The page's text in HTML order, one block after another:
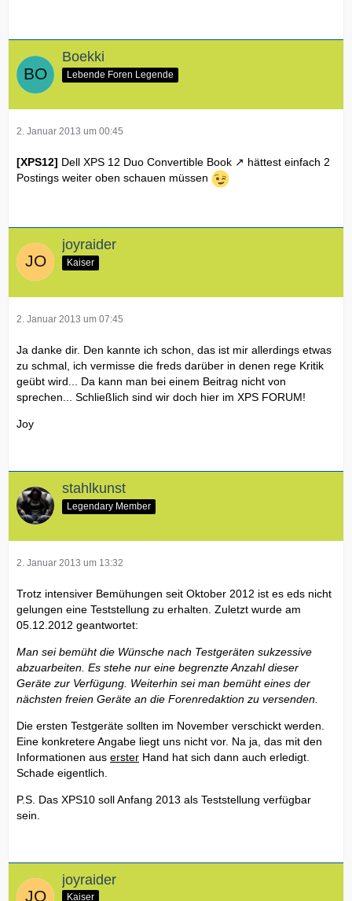
Boekki
Lebende Foren Legende
2. Januar 2013 um 00:45
[XPS12] Dell XPS 12 Duo Convertible Book
hättest einfach 2
Postings weiter oben schauen müssen
joyraider
Kaiser
2. Januar 2013 um 07:45
Ja danke dir. Den kannte ich schon, das ist mir allerdings etwas
zu schmal, ich vermisse die freds darüber in denen rege Kritik
geübt wird... Da kann man bei einem Beitrag nicht von
sprechen... Schließlich sind wir doch hier im XPS FORUM!
Joy
stahlkunst
Legendary Member
2. Januar 2013 um 13:32
Trotz intensiver Bemühungen seit Oktober 2012 ist es eds nicht
gelungen eine Teststellung zu erhalten. Zuletzt wurde am
05.12.2012 geantwortet:
Man sei bemüht die Wünsche nach Testgeräten sukzessive
abzuarbeiten. Es stehe nur eine begrenzte Anzahl dieser
Geräte zur Verfügung. Weiterhin sei man bemüht eines der
nächsten freien Geräte an die Forenredaktion zu versenden.
Die ersten Testgeräte sollten im November verschickt werden.
Eine konkretere Angabe liegt uns nicht vor. Na ja, das mit den
Informationen aus erster Hand hat sich dann auch erledigt.
Schade eigentlich.
P.S. Das XPS10 soll Anfang 2013 als Teststellung verfügbar
sein.
joyraider
Kaiser